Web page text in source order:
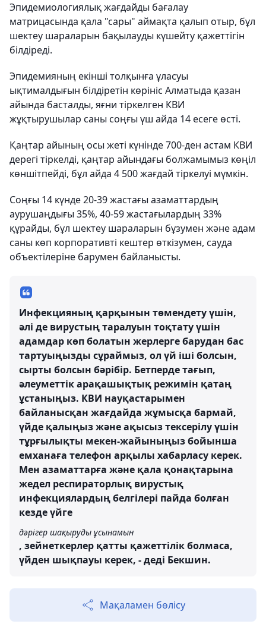
Эпидемиологиялық жағдайды бағалау
матрицасында қала "сары" аймақта қалып отыр, бұл
шектеу шараларын бақылауды күшейту қажеттігін
білдіреді.
Эпидемияның екінші толқынға ұласуы
ықтималдығын білдіретін көрініс Алматыда қазан
айында басталды, яғни тіркелген КВИ
жұқтырушылар саны соңғы үш айда 14 есеге өсті.
Қаңтар айының осы жеті күнінде 700-ден астам КВИ
дерегі тіркелді, қаңтар айындағы болжамымыз көңіл
көншітпейді, бұл айда 4 500 жағдай тіркелуі мүмкін.
Соңғы 14 күнде 20-39 жастағы азаматтардың
аурушаңдығы 35%, 40-59 жастағылардың 33%
құрайды, бұл шектеу шараларын бұзумен және адам
саны көп корпоративті кештер өткізумен, сауда
объектілеріне барумен байланысты.
Инфекцияның қарқынын төмендету үшін,
әлі де вирустың таралуын тоқтату үшін
адамдар көп болатын жерлерге барудан бас
тартуыңызды сұраймыз, ол үй іші болсын,
сырты болсын бәрібір. Бетперде тағып,
әлеуметтік арақашықтық режимін қатаң
ұстаныңыз. КВИ науқастарымен
байланысқан жағдайда жұмысқа бармай,
үйде қалыңыз және ақысыз тексерілу үшін
тұрғылықты мекен-жайыныңыз бойынша
емханаға телефон арқылы хабарласу керек.
Мен азаматтарға және қала қонақтарына
жедел респираторлық вирустық
инфекциялардың белгілері пайда болған
кезде үйге
дәрігер шақыруды ұсынамын
, зейнеткерлер қатты қажеттілік болмаса,
үйден шықпауы керек, - деді Бекшин.
Мақаламен бөлісу